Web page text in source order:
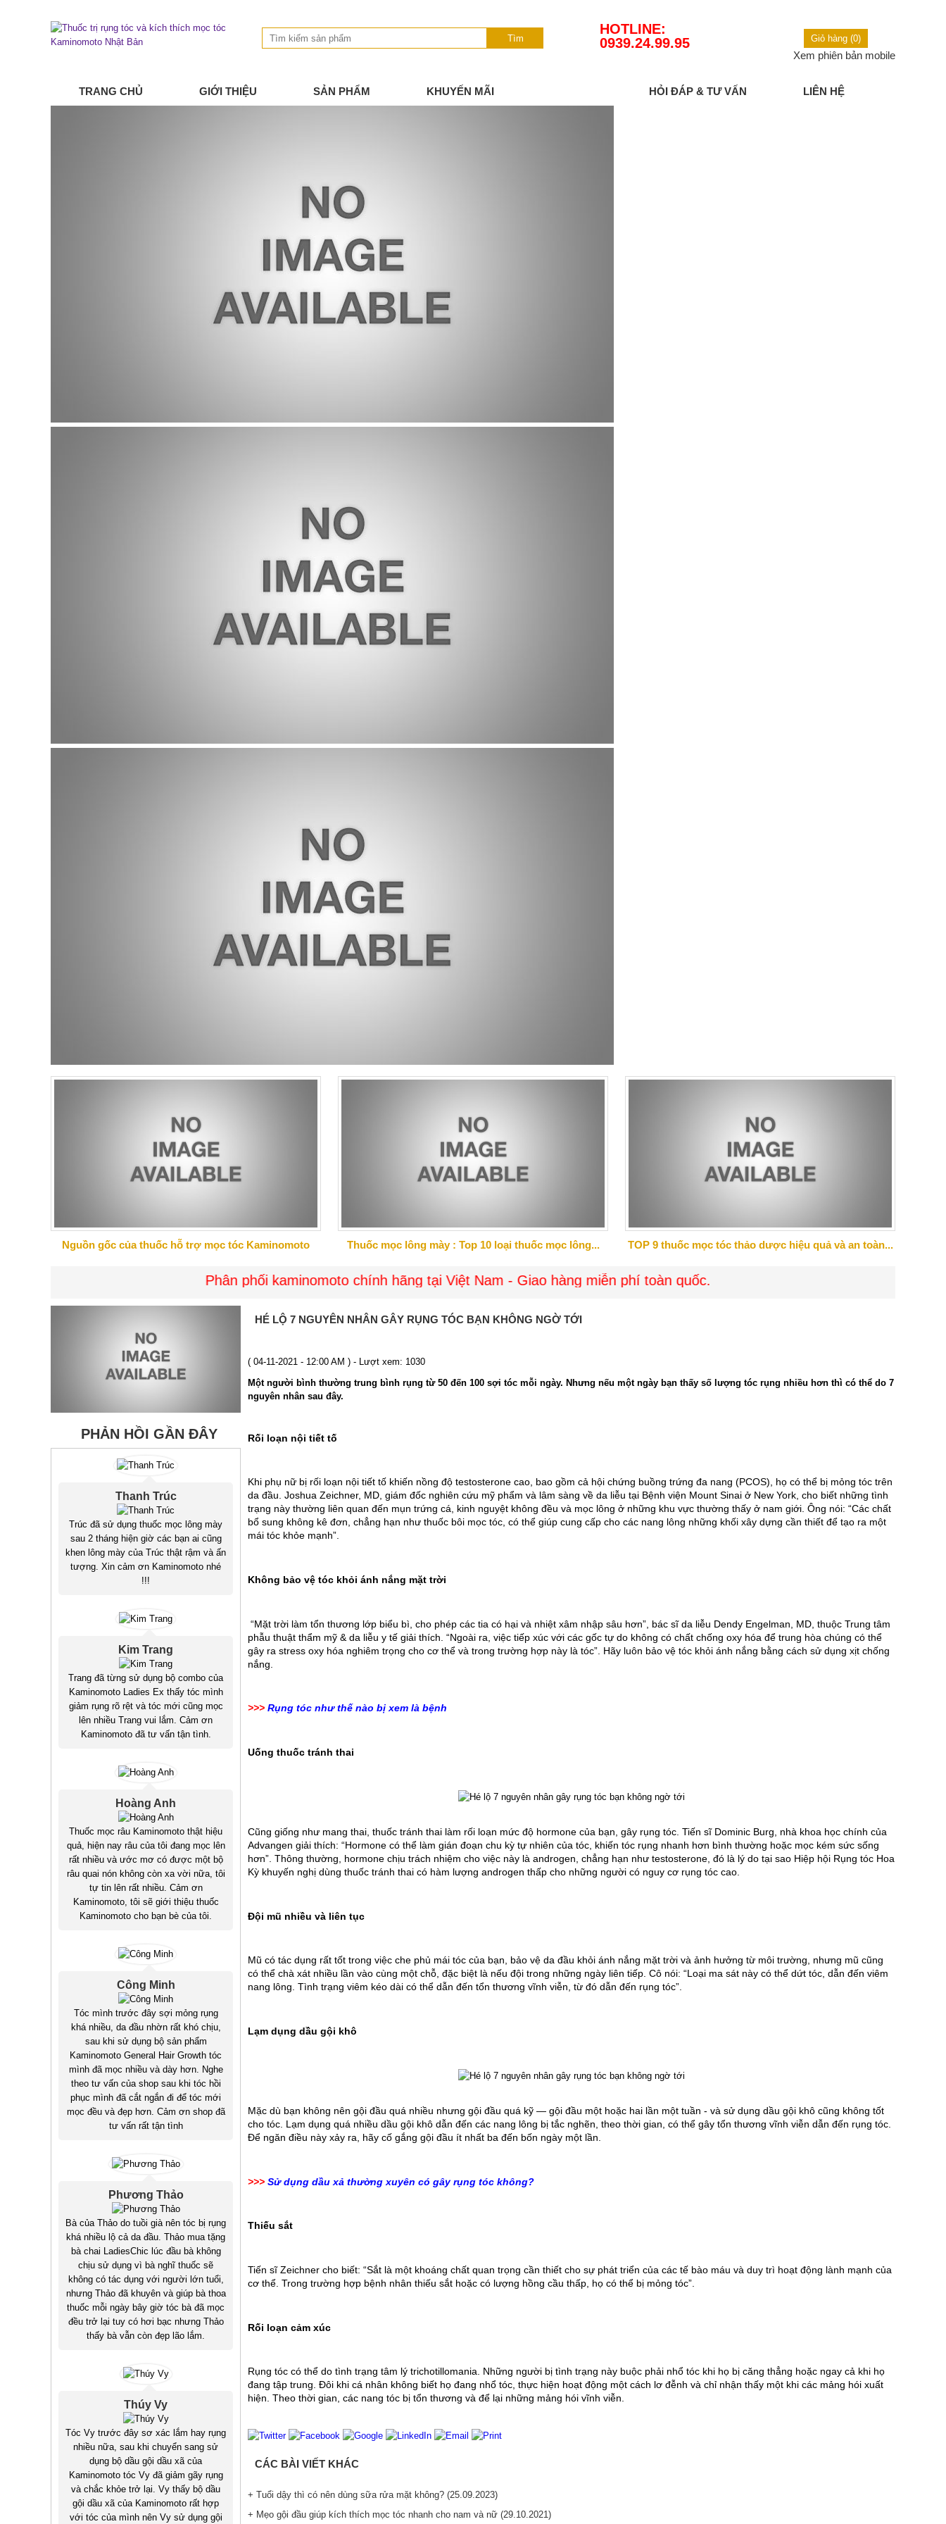
Tìm
HOTLINE:
0939.24.99.95
Giỏ hàng (0)
Xem phiên bản mobile
TRANG CHỦ GIỚI THIỆU SẢN PHẨM KHUYẾN MÃI HỎI ĐÁP & TƯ VẤN LIÊN HỆ
Nguồn gốc của thuốc hỗ trợ mọc tóc Kaminomoto Thuốc mọc lông mày : Top 10 loại thuốc mọc lông... TOP 9 thuốc mọc tóc thảo dược hiệu quả và an toàn...
Phân phối kaminomoto chính hãng tại Việt Nam - Giao hàng miễn phí toàn quốc.
PHẢN HỒI GẦN ĐÂY
Thanh Trúc
Trúc đã sử dụng thuốc mọc lông mày
sau 2 tháng hiện giờ các bạn ai cũng
khen lông mày của Trúc thật rậm và ấn
tượng. Xin cảm ơn Kaminomoto nhé
!!!
Kim Trang
Trang đã từng sử dụng bộ combo của
Kaminomoto Ladies Ex thấy tóc mình
giảm rụng rõ rệt và tóc mới cũng mọc
lên nhiều Trang vui lắm. Cảm ơn
Kaminomoto đã tư vấn tận tình.
Hoàng Anh
Thuốc mọc râu Kaminomoto thật hiệu
quả, hiện nay râu của tôi đang mọc lên
rất nhiều và ước mơ có được một bộ
râu quai nón không còn xa vời nữa, tôi
tự tin lên rất nhiều. Cảm ơn
Kaminomoto, tôi sẽ giới thiệu thuốc
Kaminomoto cho bạn bè của tôi.
Công Minh
Tóc mình trước đây sợi mỏng rụng
khá nhiều, da đầu nhờn rất khó chịu,
sau khi sử dụng bộ sản phẩm
Kaminomoto General Hair Growth tóc
mình đã mọc nhiều và dày hơn. Nghe
theo tư vấn của shop sau khi tóc hồi
phục mình đã cắt ngắn đi để tóc mới
mọc đều và đẹp hơn. Cảm ơn shop đã
tư vấn rất tận tình
Phương Thảo
Bà của Thảo do tuồi già nên tóc bị rụng
khá nhiều lộ cả da đầu. Thảo mua tặng
bà chai LadiesChic lúc đầu bà không
chịu sử dụng vì bà nghĩ thuốc sẽ
không có tác dụng với người lớn tuổi,
nhưng Thảo đã khuyên và giúp bà thoa
thuốc mỗi ngày bây giờ tóc bà đã mọc
đều trở lại tuy có hơi bạc nhưng Thảo
thấy bà vẫn còn đẹp lão lắm.
Thúy Vy
Tóc Vy trước đây sơ xác lắm hay rụng
nhiều nữa, sau khi chuyển sang sử
dụng bộ dầu gội dầu xã của
Kaminomoto tóc Vy đã giảm gãy rụng
và chắc khỏe trở lại. Vy thấy bộ dầu
gội dầu xã của Kaminomoto rất hợp
với tóc của mình nên Vy sử dụng gội
HÉ LỘ 7 NGUYÊN NHÂN GÂY RỤNG TÓC BẠN KHÔNG NGỜ TỚI
( 04-11-2021 - 12:00 AM ) - Lượt xem: 1030
Một người bình thường trung bình rụng từ 50 đến 100 sợi tóc mỗi ngày. Nhưng nếu một ngày bạn thấy số lượng tóc rụng nhiều hơn thì có thể do 7
nguyên nhân sau đây.
Rối loạn nội tiết tố
Khi phụ nữ bị rối loạn nội tiết tố khiến nồng độ testosterone cao, bao gồm cả hội chứng buồng trứng đa nang (PCOS), họ có thể bị mỏng tóc trên
da đầu. Joshua Zeichner, MD, giám đốc nghiên cứu mỹ phẩm và lâm sàng về da liễu tại Bệnh viện Mount Sinai ở New York, cho biết những tình
trạng này thường liên quan đến mụn trứng cá, kinh nguyệt không đều và mọc lông ở những khu vực thường thấy ở nam giới. Ông nói: “Các chất
bổ sung không kê đơn, chẳng hạn như thuốc bôi mọc tóc, có thể giúp cung cấp cho các nang lông những khối xây dựng cần thiết để tạo ra một
mái tóc khỏe mạnh”.
Không bảo vệ tóc khỏi ánh nắng mặt trời
“Mặt trời làm tổn thương lớp biểu bì, cho phép các tia có hại và nhiệt xâm nhập sâu hơn”, bác sĩ da liễu Dendy Engelman, MD, thuộc Trung tâm
phẫu thuật thẩm mỹ & da liễu y tế giải thích. “Ngoài ra, việc tiếp xúc với các gốc tự do không có chất chống oxy hóa để trung hòa chúng có thể
gây ra stress oxy hóa nghiêm trọng cho cơ thể và trong trường hợp này là tóc”. Hãy luôn bảo vệ tóc khỏi ánh nắng bằng cách sử dụng xịt chống
nắng.
>>> Rụng tóc như thế nào bị xem là bệnh
Uống thuốc tránh thai
Cũng giống như mang thai, thuốc tránh thai làm rối loạn mức độ hormone của bạn, gây rụng tóc. Tiến sĩ Dominic Burg, nhà khoa học chính của
Advangen giải thích: “Hormone có thể làm gián đoạn chu kỳ tự nhiên của tóc, khiến tóc rụng nhanh hơn bình thường hoặc mọc kém sức sống
hơn”. Thông thường, hormone chịu trách nhiệm cho việc này là androgen, chẳng hạn như testosterone, đó là lý do tại sao Hiệp hội Rụng tóc Hoa
Kỳ khuyến nghị dùng thuốc tránh thai có hàm lượng androgen thấp cho những người có nguy cơ rụng tóc cao.
Đội mũ nhiều và liên tục
Mũ có tác dụng rất tốt trong việc che phủ mái tóc của bạn, bảo vệ da đầu khỏi ánh nắng mặt trời và ảnh hưởng từ môi trường, nhưng mũ cũng
có thể chà xát nhiều lần vào cùng một chỗ, đặc biệt là nếu đội trong những ngày liên tiếp. Cô nói: “Loại ma sát này có thể dứt tóc, dẫn đến viêm
nang lông. Tình trạng viêm kéo dài có thể dẫn đến tổn thương vĩnh viễn, từ đó dẫn đến rụng tóc”.
Lạm dụng dầu gội khô
Mặc dù bạn không nên gội đầu quá nhiều nhưng gội đầu quá kỹ — gội đầu một hoặc hai lần một tuần - và sử dụng dầu gội khô cũng không tốt
cho tóc. Lạm dụng quá nhiều dầu gội khô dẫn đến các nang lông bị tắc nghẽn, theo thời gian, có thể gây tổn thương vĩnh viễn dẫn đến rụng tóc.
Để ngăn điều này xảy ra, hãy cố gắng gội đầu ít nhất ba đến bốn ngày một lần.
>>> Sử dụng dầu xả thường xuyên có gây rụng tóc không?
Thiếu sắt
Tiến sĩ Zeichner cho biết: “Sắt là một khoáng chất quan trọng cần thiết cho sự phát triển của các tế bào máu và duy trì hoạt động lành mạnh của
cơ thể. Trong trường hợp bệnh nhân thiếu sắt hoặc có lượng hồng cầu thấp, họ có thể bị mỏng tóc”.
Rối loạn cảm xúc
Rụng tóc có thể do tình trạng tâm lý trichotillomania. Những người bị tình trạng này buộc phải nhổ tóc khi họ bị căng thẳng hoặc ngay cả khi họ
đang tập trung. Đôi khi cá nhân không biết họ đang nhổ tóc, thực hiện hoạt động một cách lơ đễnh và chỉ nhận thấy một khi các mảng hói xuất
hiện. Theo thời gian, các nang tóc bị tổn thương và để lại những mảng hói vĩnh viễn.
CÁC BÀI VIẾT KHÁC
+ Tuổi dậy thì có nên dùng sữa rửa mặt không? (25.09.2023)
+ Mẹo gội đầu giúp kích thích mọc tóc nhanh cho nam và nữ (29.10.2021)